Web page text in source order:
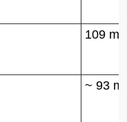
109 mg
~ 93